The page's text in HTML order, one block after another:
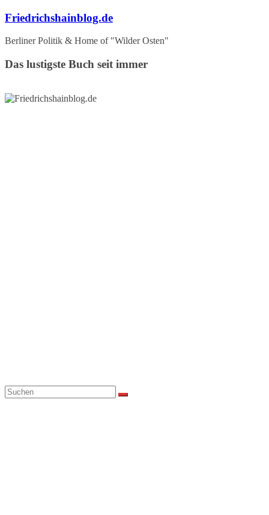
Zum
springen
Friedrichshainblog.de
Berliner Politik & Home of "Wilder Osten"
Das lustigste Buch seit immer